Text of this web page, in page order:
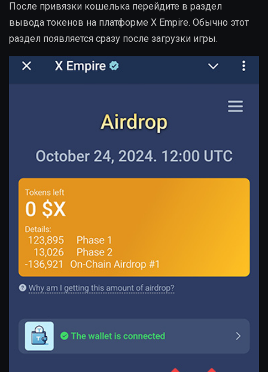
После привязки кошелька перейдите в раздел
вывода токенов на платформе X Empire. Обычно этот
раздел появляется сразу после загрузки игры.